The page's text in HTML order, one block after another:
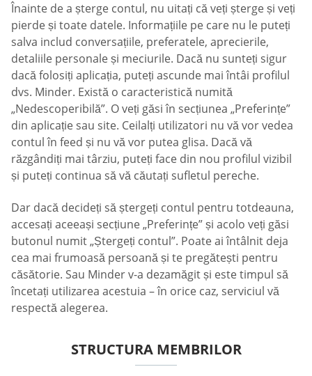
Înainte de a șterge contul, nu uitați că veți șterge și veți
pierde și toate datele. Informațiile pe care nu le puteți
salva includ conversațiile, preferatele, aprecierile,
detaliile personale și meciurile. Dacă nu sunteți sigur
dacă folosiți aplicația, puteți ascunde mai întâi profilul
dvs. Minder. Există o caracteristică numită
„Nedescoperibilă”. O veți găsi în secțiunea „Preferințe”
din aplicație sau site. Ceilalți utilizatori nu vă vor vedea
contul în feed și nu vă vor putea glisa. Dacă vă
răzgândiți mai târziu, puteți face din nou profilul vizibil
și puteți continua să vă căutați sufletul pereche.
Dar dacă decideți să ștergeți contul pentru totdeauna,
accesați aceeași secțiune „Preferințe” și acolo veți găsi
butonul numit „Ștergeți contul”. Poate ai întâlnit deja
cea mai frumoasă persoană și te pregătești pentru
căsătorie. Sau Minder v-a dezamăgit și este timpul să
încetați utilizarea acestuia – în orice caz, serviciul vă
respectă alegerea.
STRUCTURA MEMBRILOR